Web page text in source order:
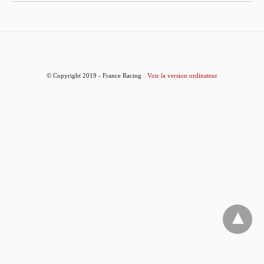
© Copyright 2019 - France Racing Voir la version ordinateur